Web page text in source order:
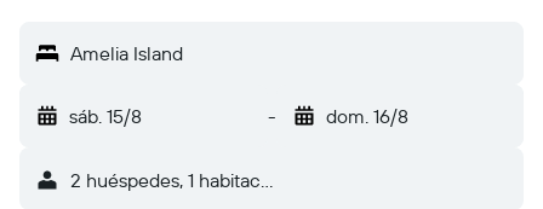
Amelia Island
sáb. 15/8 - dom. 16/8
2 huéspedes, 1 habitación